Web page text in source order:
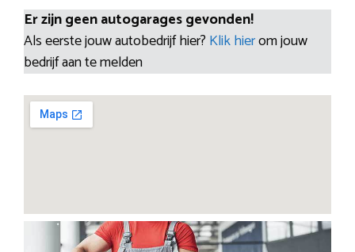
Er zijn geen autogarages gevonden!
Als eerste jouw autobedrijf hier? Klik hierom jouw
bedrijf aan te melden